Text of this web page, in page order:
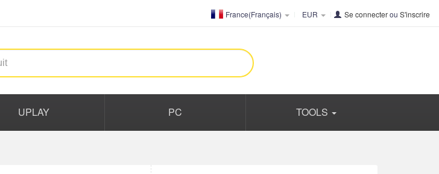
France(Français) EUR Se connecterou S'inscrire
UPLAY PC TOOLS